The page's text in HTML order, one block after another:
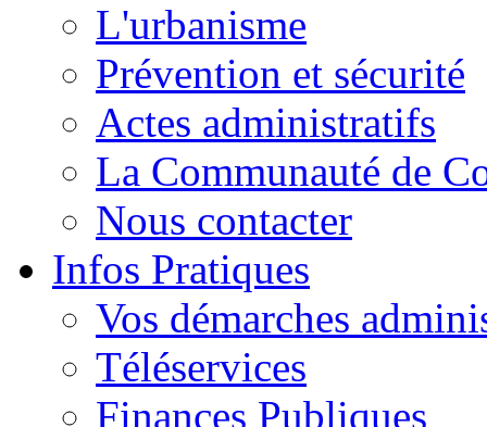
L'urbanisme
Prévention et sécurité
Actes administratifs
La Communauté de
Nous contacter
Infos Pratiques
Vos démarches
Téléservices
Finances Publiques